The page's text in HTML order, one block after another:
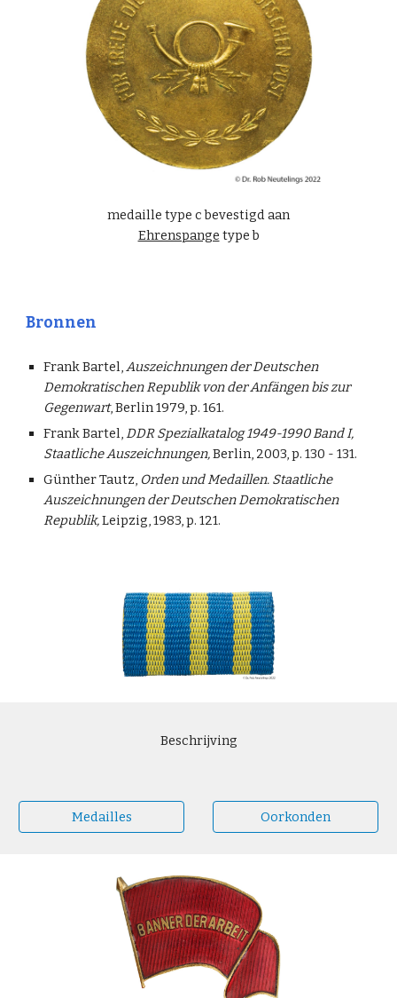
medaille type c bevestigd aan
Ehrenspange type b
Bronnen
Frank Bartel,Auszeichnungen der Deutschen
Demokratischen Republik von der Anfängen bis zur
Gegenwart, Berlin 1979, p. 161.
Frank Bartel,DDR Spezialkatalog 1949-1990 Band I,
Staatliche Auszeichnungen,Berlin, 2003, p. 130 - 131.
Günther Tautz, Orden und Medaillen. Staatliche
Auszeichnungen der Deutschen Demokratischen
Republik,Leipzig, 1983, p. 121.
Beschrijving
Medailles Oorkonden